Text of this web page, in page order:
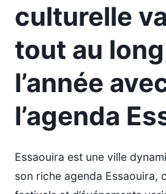
culturelle
tout au
l’année
l’agenda
Essaouira est une ville
son riche agenda Essaouira,